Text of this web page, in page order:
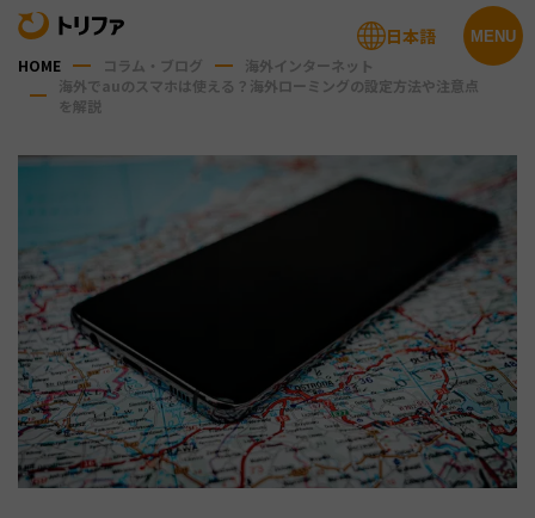
MENU
日本語
HOME コラム・ブログ
海外インターネット
海外でauのスマホは使える？海外ローミングの設定方法や注意点
を解説